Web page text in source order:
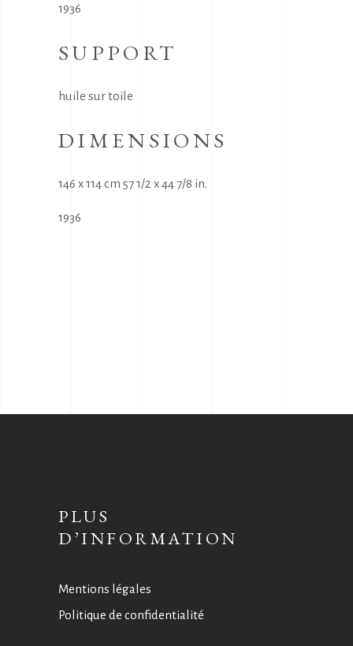
1936
SUPPORT
huile sur toile
DIMENSIONS
146 x 114 cm 57 1/2 x 44 7/8 in.
1936
PLUS
D’INFORMATION
Mentions légales
Politique de confidentialité